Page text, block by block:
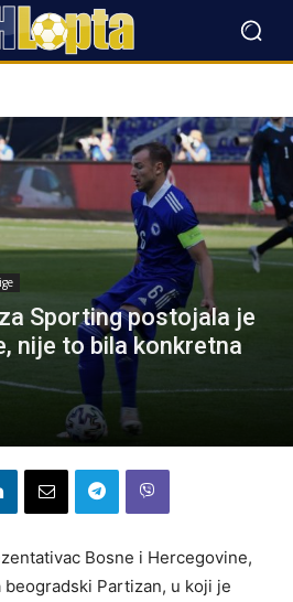
Sporting postojala je
nije to bila konkretna
Bosne i Hercegovine,
Partizan, u koji je